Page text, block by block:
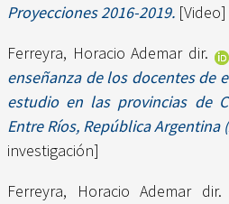
Proyecciones 2016-2019. [Video]
Ferreyra, Horacio Ademar dir.
enseñanza de los docentes de
estudio en las provincias de
Entre Ríos, República Argentina
investigación]
Ferreyra, Horacio Ademar dir.